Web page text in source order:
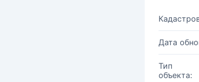
Дата
Тип
объекта: